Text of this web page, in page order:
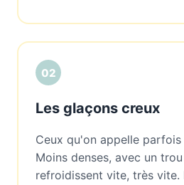
02
Les glaçons creux
Ceux qu'on appelle
Moins denses, avec un
refroidissent vite, très vite.